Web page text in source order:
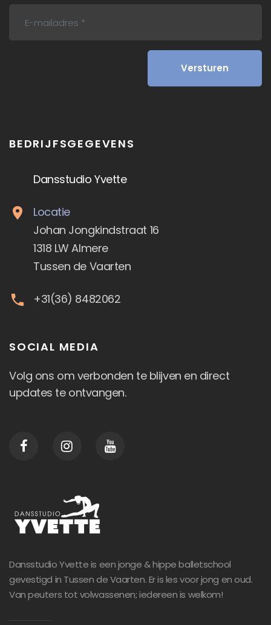
BEDRIJFSGEGEVENS
Dansstudio Yvette
Locatie
Johan Jongkindstraat 16
1318 LW Almere
Tussen de Vaarten
+31(36) 8482062
SOCIAL MEDIA
Volg ons om verbonden te blijven en direct
updates te ontvangen.
Dansstudio Yvette is een jonge & hippe balletschool
gevestigd in Tussen de Vaarten. Er is les voor jong en oud.
Van peuters tot volwassenen; iedereen is welkom!